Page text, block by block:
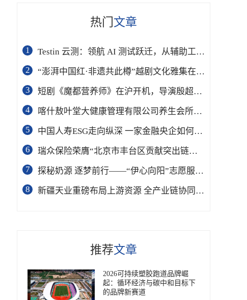
热门 文章
1
Testin 云测：领航 AI 测试跃迁，从辅助工具到软件工程基础设施
2
“澎湃中国红·非遗共此樽”越剧文化雅集在杭举行
3
短剧《魔都营养师》在沪开机，导演殷超携手礼仪专家周思敏聚焦国民健康
4
喀什敖叶堂大健康管理有限公司养生会所盛大开业
5
中国人寿ESG走向纵深 一家金融央企如何连接国家战略与民生需求
6
瑞众保险荣膺“北京市丰台区贡献突出链长单位”奖项
7
​探秘奶源 逐梦前行——“伊心向阳”志愿服务队开展幼儿园科普公益志愿活动
8
新疆天业重磅布局上游资源 全产业链协同再塑成长新动能
推荐文章
2026可持续塑胶跑道品牌崛
起：循环经济与碳中和目标下
的品牌新赛道